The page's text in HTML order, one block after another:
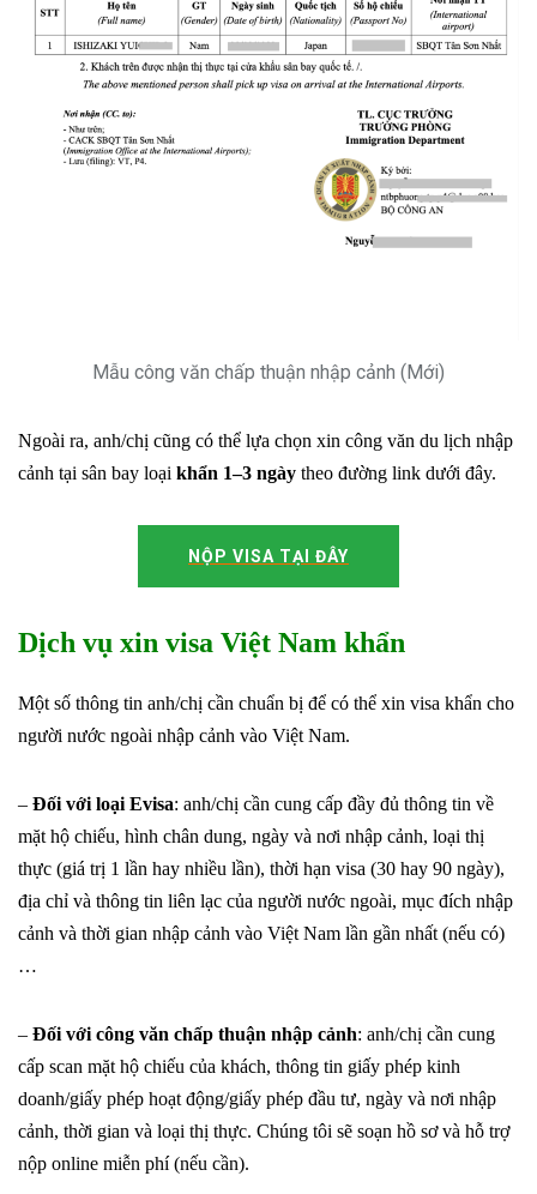
Mẫu công văn chấp thuận nhập cảnh (Mới)
Ngoài ra, anh/chị cũng có thể lựa chọn xin công văn du lịch nhập
cảnh tại sân bay loại khẩn 1–3 ngày theo đường link dưới đây.
NỘP VISA TẠI ĐÂY
Dịch vụ xin visa Việt Nam khẩn
Một số thông tin anh/chị cần chuẩn bị để có thể xin visa khẩn cho
người nước ngoài nhập cảnh vào Việt Nam.
– Đối với loại Evisa: anh/chị cần cung cấp đầy đủ thông tin về
mặt hộ chiếu, hình chân dung, ngày và nơi nhập cảnh, loại thị
thực (giá trị 1 lần hay nhiều lần), thời hạn visa (30 hay 90 ngày),
địa chỉ và thông tin liên lạc của người nước ngoài, mục đích nhập
cảnh và thời gian nhập cảnh vào Việt Nam lần gần nhất (nếu có)
…
– Đối với công văn chấp thuận nhập cảnh: anh/chị cần cung
cấp scan mặt hộ chiếu của khách, thông tin giấy phép kinh
doanh/giấy phép hoạt động/giấy phép đầu tư, ngày và nơi nhập
cảnh, thời gian và loại thị thực. Chúng tôi sẽ soạn hồ sơ và hỗ trợ
nộp online miễn phí (nếu cần).